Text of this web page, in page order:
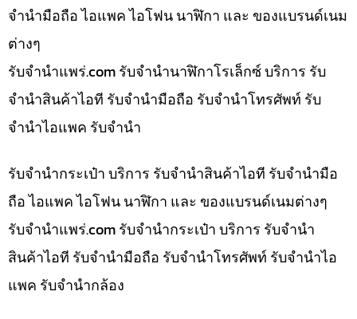
จำนำมือถือ ไอแพค ไอโฟน นาฬิกา และ ของแบรนด์เนม
ต่างๆ
รับจํานําแพร่.com รับจำนำนาฬิกาโรเล็กซ์ บริการ รับ
จำนำสินค้าไอที รับจำนำมือถือ รับจำนำโทรศัพท์ รับ
จำนำไอแพค รับจำนำ
รับจำนำกระเป๋า บริการ รับจำนำสินค้าไอที รับจำนำมือ
ถือ ไอแพค ไอโฟน นาฬิกา และ ของแบรนด์เนมต่างๆ
รับจํานําแพร่.com รับจำนำกระเป๋า บริการ รับจำนำ
สินค้าไอที รับจำนำมือถือ รับจำนำโทรศัพท์ รับจำนำไอ
แพค รับจำนำกล้อง